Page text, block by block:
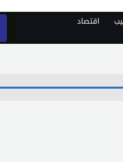
اقتصاد